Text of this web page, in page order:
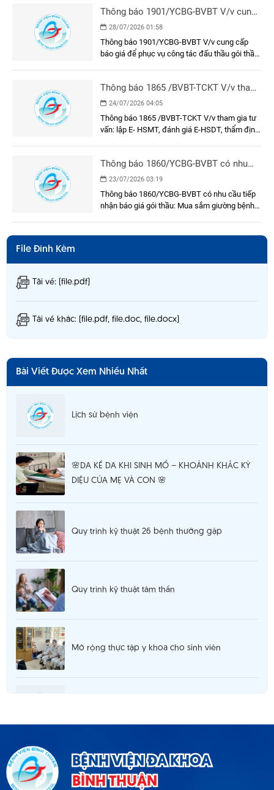
Thông báo 1901/YCBG-BVBT V/v cung
cấp báo giá để phục vụ công tác đấu
thầu gói thầu: Sơn, sửa mặt trước, hành
lang, cầu nối và phòng chờ bệnh khu xạ
28/07/2026 01:58
Thông báo 1901/YCBG-BVBT V/v cung cấp
báo giá để phục vụ công tác đấu thầu gói thầu:
bướu
Thông báo 1865 /BVBT-TCKT V/v tham
gia tư vấn: lập E- HSMT, đánh giá E-
HSDT, thẩm định E-HSMT và kết quả
lựa chọn nhà thầu
24/07/2026 04:05
Thông báo 1865 /BVBT-TCKT V/v tham gia tư
vấn: lập E- HSMT, đánh giá E-HSDT, thẩm định
Thông báo 1860/YCBG-BVBT có nhu
cầu tiếp nhận báo giá gói thầu: Mua
sắm giường bệnh nhân cho khoa Nội A
23/07/2026 03:19
Thông báo 1860/YCBG-BVBT có nhu cầu tiếp
nhận báo giá gói thầu: Mua sắm giường bệnh
File Đính Kèm
Tải về: (file.pdf)
Tải về khác: (file.pdf, file.doc, file.docx)
Bài Viết Được Xem Nhiều Nhất
Lịch sử bệnh viện
🌸DA KỀ DA KHI SINH MỔ – KHOẢNH KHẮC KỲ
DIỆU CỦA MẸ VÀ CON 🌸
Quy trình kỹ thuật 26 bệnh thường gặp
Quy trình kỹ thuật tâm thần
Mở rộng thực tập y khoa cho sinh viên
Thông báo cơ sở khám chữa bệnh đáp ứng yêu
cầu là cơ sở hướng dẫn thực hành
BỆNH VIỆN ĐA KHOA
BÌNH THUẬN